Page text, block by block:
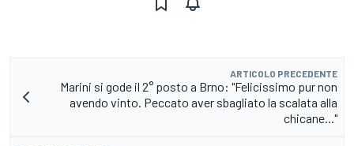
ARTICOLO PRECEDENTE
Marini si gode il 2° posto a Brno: "Felicissimo pur non
avendo vinto. Peccato aver sbagliato la scalata alla
chicane..."